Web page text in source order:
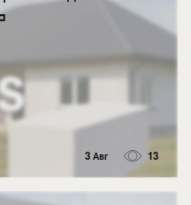
3 Авг 13